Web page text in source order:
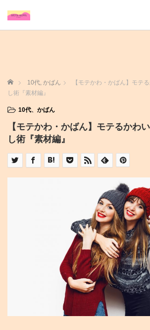
ホーム 10代, かばん
【モテかわ・かばん】モテ
し術『素材編』
10代、 かばん
【モテかわ・かばん】モテるかわ
し術『素材編』